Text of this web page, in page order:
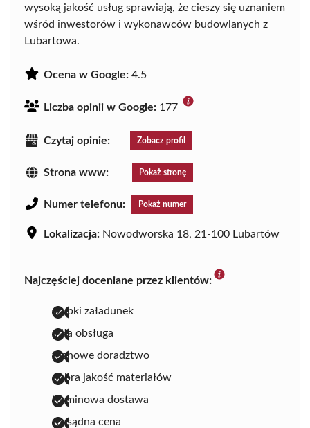
wysoką jakość usług sprawiają, że cieszy się uznaniem
wśród inwestorów i wykonawców budowlanych z
Lubartowa.
Ocena w Google: 4.5
Liczba opinii w Google: 177
Czytaj opinie: Zobacz profil
Strona www: Pokaż stronę
Numer telefonu: Pokaż numer
Lokalizacja: Nowodworska 18, 21-100 Lubartów
Najczęściej doceniane przez klientów:
szybki załadunek
miła obsługa
fachowe doradztwo
dobra jakość materiałów
terminowa dostawa
rozsądna cena